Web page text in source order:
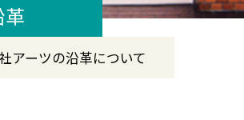
革
アーツの沿革について